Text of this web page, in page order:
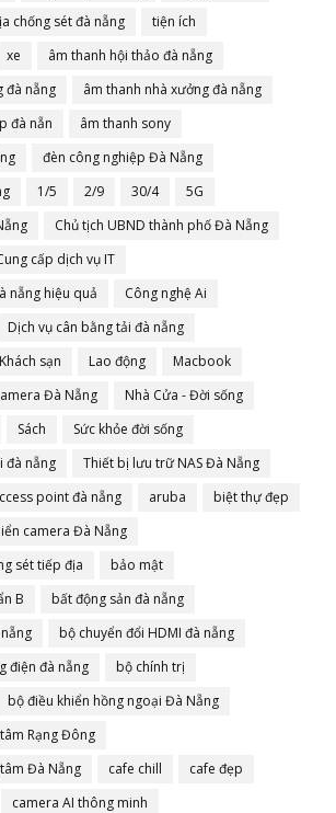
chống sét đà nẵng
tiện ích
xe
âm thanh hội thảo đà nẵng
đà nẵng
âm thanh nhà xưởng đà nẵng
đà nẵn
âm thanh sony
đèn công nghiệp Đà Nẵng
1/5 2/9 30/4
5G
Chủ tịch UBND thành phố Đà Nẵng
cấp dịch vụ IT
nẵng hiệu quả
Công nghệ Ai
Dịch vụ cân bằng tải đà nẵng
Khách sạn Lao động
Macbook
Đà Nẵng
Nhà Cửa - Đời sống
Sách
Sức khỏe đời sống
đà nẵng
Thiết bị lưu trữ NAS Đà Nẵng
point đà nẵng aruba
biệt thự đẹp
camera Đà Nẵng
sét tiếp địa
bảo mật
B
bất động sản đà nẵng
bộ chuyển đổi HDMI đà nẵng
điện đà nẵng
bộ chính trị
bộ điều khiển hồng ngoại Đà Nẵng
Rạng Đông
Đà Nẵng
cafe chill
cafe đẹp
camera AI thông minh